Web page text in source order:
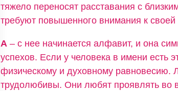
тяжело переносят расставания с
требуют повышенного внимания к своей
А – с нее начинается алфавит, и она
успехов. Если у человека в имени есть
физическому и духовному равновесию.
трудолюбивы. Они любят проявлять во